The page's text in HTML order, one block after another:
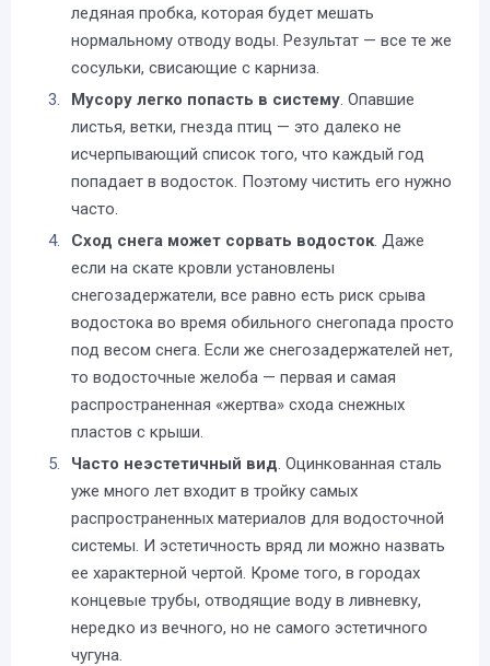
ледяная пробка, которая будет мешать
нормальному отводу воды. Результат — все те же
сосульки, свисающие с карниза.
Мусору легко попасть в систему. Опавшие
листья, ветки, гнезда птиц — это далеко не
исчерпывающий список того, что каждый год
попадает в водосток. Поэтому чистить его нужно
часто.
Сход снега может сорвать водосток. Даже
если на скате кровли установлены
снегозадержатели, все равно есть риск срыва
водостока во время обильного снегопада просто
под весом снега. Если же снегозадержателей нет,
то водосточные желоба — первая и самая
распространенная «жертва» схода снежных
пластов с крыши.
Часто неэстетичный вид. Оцинкованная сталь
уже много лет входит в тройку самых
распространенных материалов для водосточной
системы. И эстетичность вряд ли можно назвать
ее характерной чертой. Кроме того, в городах
концевые трубы, отводящие воду в ливневку,
нередко из вечного, но не самого эстетичного
чугуна.